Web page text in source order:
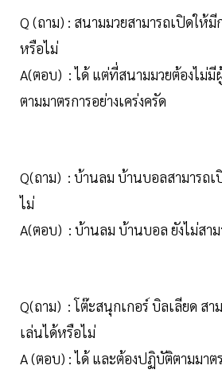
Q (ถาม) : สนามมวยสามารถเปิดให้
หรือไม่
A(ตอบ) : ได้ แต่ที่สนามมวยต้องไม่
ตามมาตรการอย่างเคร่งครัด
Q(ถาม) : บ้านลม บ้านบอลสามารถเ
ไม่
A(ตอบ) : บ้านลม บ้านบอล ยังไม่สาม
Q(ถาม) : โต๊ะสนุกเกอร์ บิลเลียด สา
เล่นได้หรือไม่
A (ตอบ) : ได้ และต้องปฏิบัติตามมาตร